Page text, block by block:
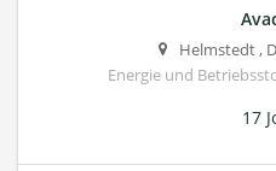
Helmstedt,
Energie und
17